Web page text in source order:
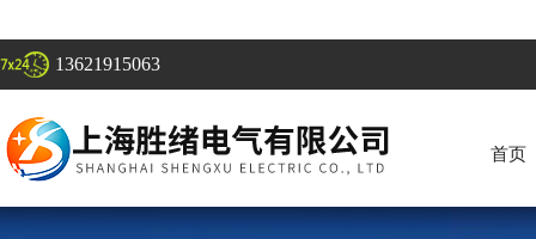
13621915063
首页